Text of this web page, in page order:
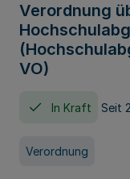
Verordnung
VO)
In Kraft Seit
Verordnung